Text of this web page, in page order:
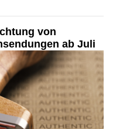
von
ab Juli